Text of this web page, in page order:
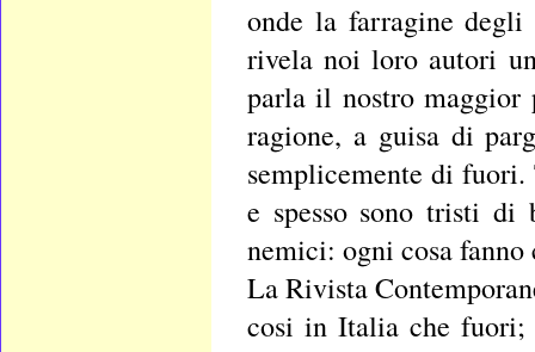
onde la farragine
rivela noi loro autori
parla il nostro maggior
ragione, a guisa di
semplicemente di fuori.
e spesso sono tristi
nemici: ogni cosa
La Rivista
cosi in Italia che fuori;